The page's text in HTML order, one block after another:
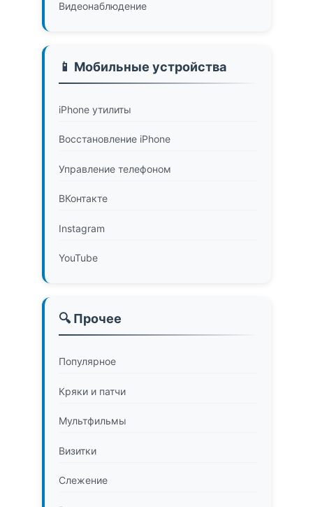
Видеонаблюдение
📱 Мобильные устройства
iPhone утилиты
Восстановление iPhone
Управление телефоном
ВКонтакте
Instagram
YouTube
🔍 Прочее
Популярное
Кряки и патчи
Мультфильмы
Визитки
Слежение